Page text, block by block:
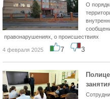
О
правонарушениях, о происшествиях
4 февраля 2025 7 3